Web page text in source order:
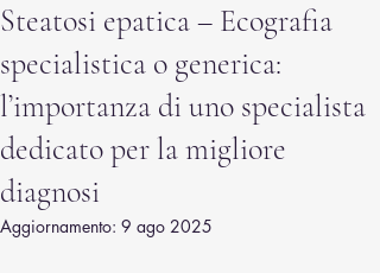
Steatosi epatica – Ecografia
specialistica o generica:
l’importanza di uno specialista
dedicato per la migliore
diagnosi
Aggiornamento: 9 ago 2025